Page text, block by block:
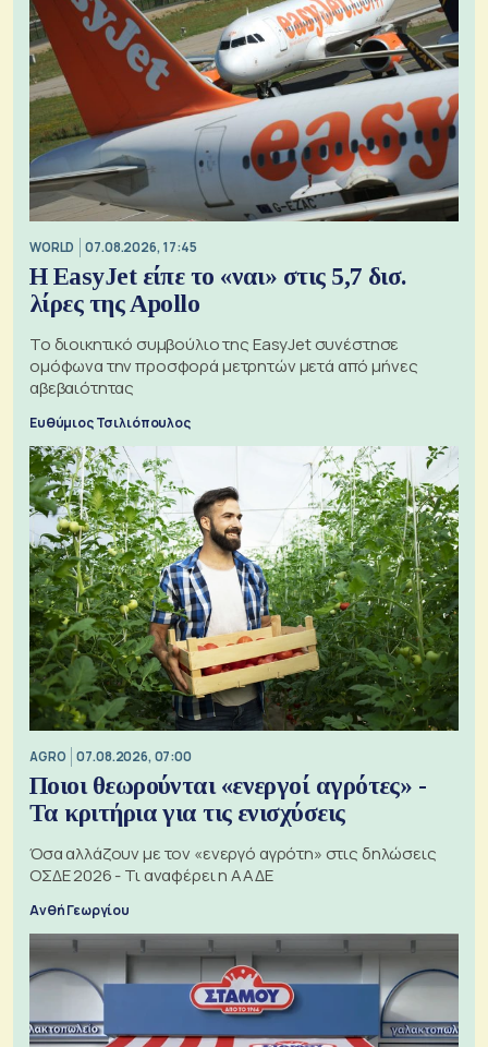
WORLD 07.08.2026, 17:45
Η EasyJet είπε το «ναι» στις 5,7 δισ.
λίρες της Apollo
Το διοικητικό συμβούλιο της EasyJet συνέστησε
ομόφωνα την προσφορά μετρητών μετά από μήνες
αβεβαιότητας
Ευθύμιος Τσιλιόπουλος
AGRO 07.08.2026, 07:00
Ποιοι θεωρούνται «ενεργοί αγρότες» -
Τα κριτήρια για τις ενισχύσεις
Όσα αλλάζουν με τον «ενεργό αγρότη» στις δηλώσεις
ΟΣΔΕ 2026 - Τι αναφέρει η ΑΑΔΕ
Ανθή Γεωργίου